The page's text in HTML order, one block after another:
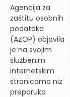
Agencija za
zaštitu osobnih
podataka
(AZOP) objavila
je na svojim
službenim
internetskim
stranicama niz
preporuka